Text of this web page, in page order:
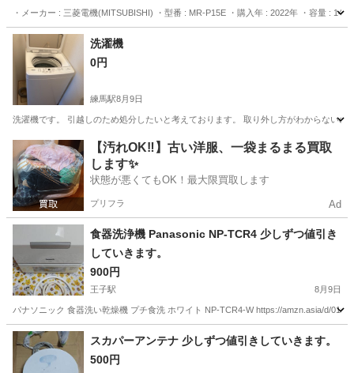
・メーカー : 三菱電機(MITSUBISHI) ・型番 : MR-P15E ・購入年 : 2022年 ・容量 :
東京 板橋区 板橋区役所前駅
洗濯機
0円
練馬駅8月9日
洗濯機です。 引越しのため処分したいと考えております。 取り外し方がわからない
東京 練馬区 練馬駅 生活家電
【汚れOK‼️】古い洋服、一袋まるまる買取
します✨
状態が悪くてもOK！最大限買取します
プリフラ Ad
食器洗浄機 Panasonic NP-TCR4 少しずつ値引き
していきます。
900円
王子駅 8月9日
パナソニック 食器洗い乾燥機 プチ食洗 ホワイト NP-TCR4-W https://amzn.asia/d/
東京 北区 王子駅 キッチン家電 TCR
スカパーアンテナ 少しずつ値引きしていきます。
500円